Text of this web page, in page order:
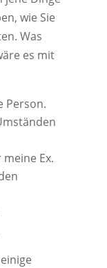
wie Sie
Was
es mit
Person.
Ex.